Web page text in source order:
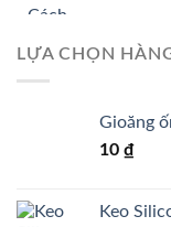
LỰA CHỌN
Gioăng
10 ₫
Keo